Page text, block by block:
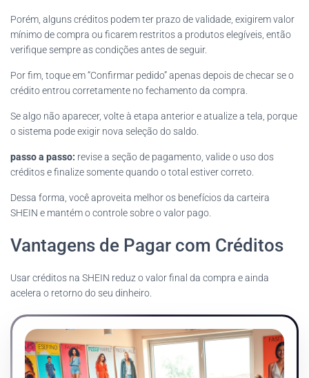
Porém, alguns créditos podem ter prazo de validade, exigirem valor
mínimo de compra ou ficarem restritos a produtos elegíveis, então
verifique sempre as condições antes de seguir.
Por fim, toque em “Confirmar pedido” apenas depois de checar se o
crédito entrou corretamente no fechamento da compra.
Se algo não aparecer, volte à etapa anterior e atualize a tela, porque
o sistema pode exigir nova seleção do saldo.
passo a passo: revise a seção de pagamento, valide o uso dos
créditos e finalize somente quando o total estiver correto.
Dessa forma, você aproveita melhor os benefícios da carteira
SHEIN e mantém o controle sobre o valor pago.
Vantagens de Pagar com Créditos
Usar créditos na SHEIN reduz o valor final da compra e ainda
acelera o retorno do seu dinheiro.